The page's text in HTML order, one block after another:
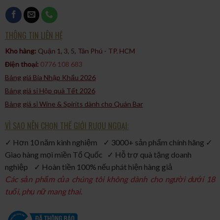
Bronze Medal – London Spirits Competition 2019
Double Gold Medal (Best Herbal/Botanical Liqueur) – San
Francisco World Spirits Competition 2011
Silver (Best in Class) – International Wine & Spirit Competition
2010
Những giải thưởng này không chỉ khẳng định chất lượng mà còn
chứng minh vị thế toàn cầu của Luxardo trong ngành rượu mùi
thảo mộc.
5. So sánh với những chai cùng phân khúc tại Việt Nam
Luxardo Sambuca dei Cesari (38%, 1000ml, 790.000đ) thường
Molinari Sambuca Extra (40%, 700ml, giá tương đương):
Hương vị mạnh mẽ, ngọt gắt hơn, phù hợp với ai thích vị đậm.
Tuy nhiên, Molinari thiên về ngọt nhiều hơn, thiếu sự tinh tế của
Luxardo.
Ramazzotti Sambuca (38%, 700ml, giá tương đương): Dễ tiếp
THÔNG TIN LIÊN HỆ
Kho hàng: Quận 1, 3, 5, Tân Phú - TP. HCM​
Điện thoại: 0776 108 683
Bảng giá Bia Nhập Khẩu 2026
Bảng giá sỉ Hộp quà Tết 2026
Bảng giá sỉ Wine & Spirits dành cho Quán Bar
VÌ SAO NÊN CHỌN THẾ GIỚI RƯỢU NGOẠI:
✓ Hơn 10 năm kinh nghiệm ✓ 3000+ sản phẩm chính hãng ✓
Giao hàng mọi miền Tổ Quốc ✓ Hỗ trợ quà tặng doanh
nghiệp ✓ Hoàn tiền 100% nếu phát hiện hàng giả
Các sản phẩm của chúng tôi không dành cho người dưới 18
tuổi, phụ nữ mang thai.